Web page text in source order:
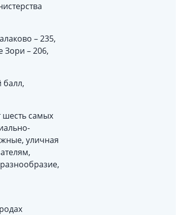
– 235,
Зори – 206,
балл,
шесть самых
уличная